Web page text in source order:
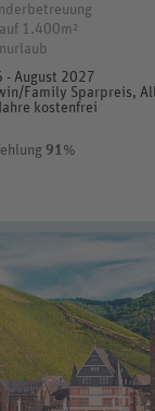
1.400m²
- August 2027
Family Sparpreis,
kostenfrei
91%